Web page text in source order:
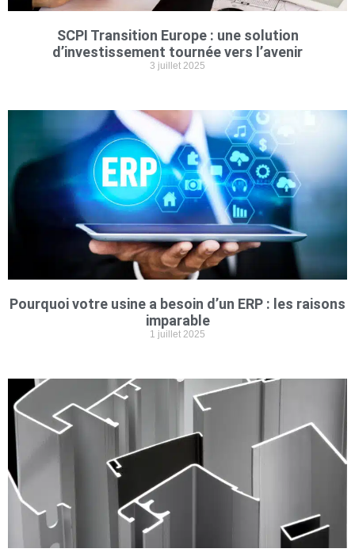
SCPI Transition Europe : une solution
d’investissement tournée vers l’avenir
3 juillet 2025
Pourquoi votre usine a besoin d’un ERP : les raisons
imparable
1 juillet 2025